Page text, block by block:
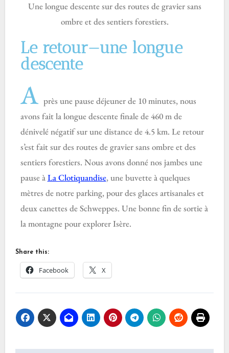
Une longue descente sur des routes de gravier sans
ombre et des sentiers forestiers.
Le retour—une longue
descente
A près une pause déjeuner de 10 minutes, nous
avons fait la longue descente finale de 460 m de
dénivelé négatif sur une distance de 4.5 km. Le retour
s’est fait sur des routes de gravier sans ombre et des
sentiers forestiers. Nous avons donné nos jambes une
pause àLa Clotiquandise, une buvette à quelques
mètres de notre parking, pour des glaces artisanales et
deux canettes de Schweppes. Une bonne fin de sortie à
la montagne pour explorer Isère.
Share this:
Facebook X